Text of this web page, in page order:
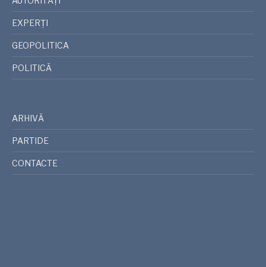
EXPERȚI
GEOPOLITICA
POLITICĂ
ARHIVĂ
PARTIDE
CONTACTE